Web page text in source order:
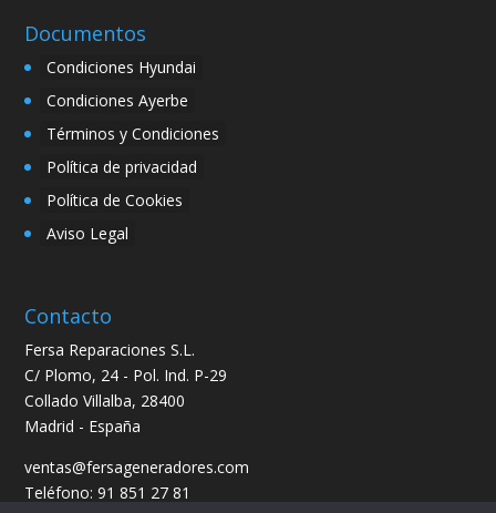
Documentos
Condiciones Hyundai
Condiciones Ayerbe
Términos y Condiciones
Política de privacidad
Política de Cookies
Aviso Legal
Contacto
Fersa Reparaciones S.L.
C/ Plomo, 24 - Pol. Ind. P-29
Collado Villalba, 28400
Madrid - España
ventas@fersageneradores.com
Teléfono: 91 851 27 81